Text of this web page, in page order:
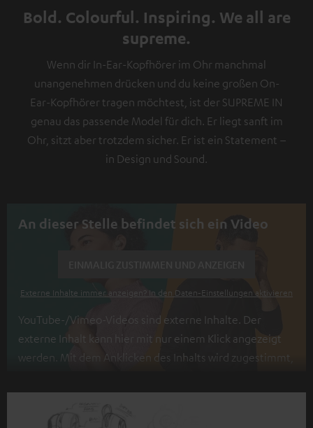
Bold. Colourful. Inspiring. We all are
supreme.
Wenn dir In-Ear-Kopfhörer im Ohr manchmal
unangenehmen drücken und du keine großen On-
Ear-Kopfhörer tragen möchtest, ist der SUPREME IN
genau das passende Model für dich. Er liegt sanft im
Ohr, sitzt aber trotzdem sicher. Er ist ein Statement –
in Design und Sound.
An dieser Stelle befindet sich ein Video
Externe Inhalte immer anzeigen? In den Daten‑Einstellungen aktivieren
YouTube-/Vimeo-Videos sind externe Inhalte. Der
externe Inhalt kann hier mit nur einem Klick angezeigt
werden. Mit dem Anklicken des Inhalts wird zugestimmt,
personenbezogene Daten an Drittplattformen